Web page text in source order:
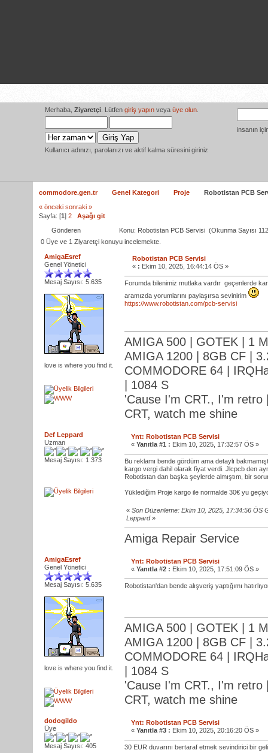
Merhaba, Ziyaretçi . Lütfen giriş yapın veya üye olun
Kullanıcı adınızı, parolanızı ve aktif kalma süresini giriniz
insanın
commodore.gen.tr Genel Kategori Proje
Robotistan PCB
« önceki sonraki »
Sayfa: [1] 2
Aşağı git
Gönderen
Konu: Robotistan PCB Servisi (Okunma Sayısı
0 Üye ve 1 Ziyaretçi konuyu incelemekte.
AmigaEsref
Genel Yönetici
Mesaj Sayısı: 5.635
love is where you find it.
Robotistan PCB Servisi
« : Ekim 10, 2025, 16:44:14 ÖS »
Forumda bilenimiz mutlaka vardır geçenlerde
aramızda yorumlarını paylaşırsa sevinirim
https://www.robotistan.com/pcb-servisi
AMIGA 500 | GOTEK | 1
AMIGA 1200 | 8GB CF |
COMMODORE 64 |
| 1084 S
'Cause I'm CRT., I'm retro
CRT, watch me shine
Def Leppard
Uzman
Mesaj Sayısı: 1.373
Ynt: Robotistan PCB Servisi
« Yanıtla #1 : Ekim 10, 2025, 17:32:57 ÖS »
Bu reklamı bende gördüm ama detaylı
kargo vergi dahil olarak fiyat verdi. Jlcpcb den
Robotistan dan başka şeylerde almıştım, bir
Yüklediğim Proje kargo ile normalde 30€ yu
« Son Düzenleme: Ekim 10, 2025, 17:34:56 ÖS
Leppard»
Amiga Repair Service
AmigaEsref
Genel Yönetici
Mesaj Sayısı: 5.635
love is where you find it.
Ynt: Robotistan PCB Servisi
« Yanıtla #2 : Ekim 10, 2025, 17:51:09 ÖS »
Robotistan'dan bende alışveriş yaptığımı
AMIGA 500 | GOTEK | 1
AMIGA 1200 | 8GB CF |
COMMODORE 64 |
| 1084 S
'Cause I'm CRT., I'm retro
CRT, watch me shine
dodogildo
Üye
Mesaj Sayısı: 405
Ynt: Robotistan PCB Servisi
« Yanıtla #3 : Ekim 10, 2025, 20:16:20 ÖS »
30 EUR duvarını bertaraf etmek sevindirici bir